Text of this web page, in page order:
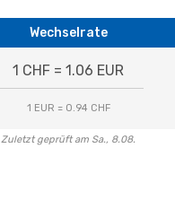
Wechselrate
1 CHF = 1.06 EUR
1 EUR = 0.94 CHF
Zuletzt geprüft am Sa., 8.08.